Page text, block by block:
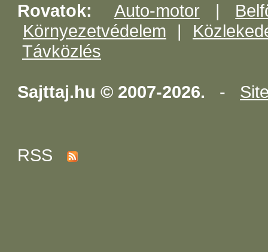
Rovatok: Auto-motor|
Környezetvédelem |
Távközlés
Sajttaj.hu © 2007-2026. -
RSS